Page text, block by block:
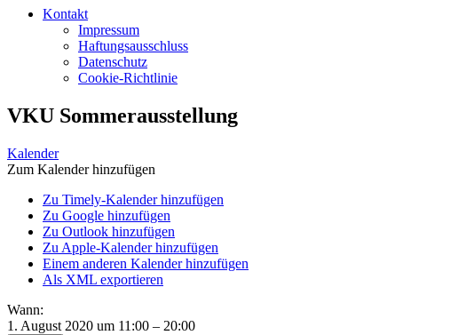
Kontakt
Impressum
Haftungsausschluss
Datenschutz
Cookie-Richtlinie
VKU Sommerausstellung
Kalender
Zum Kalender hinzufügen
Zu Timely-Kalender hinzufügen
Zu Google hinzufügen
Zu Outlook hinzufügen
Zu Apple-Kalender hinzufügen
Einem anderen Kalender hinzufügen
Als XML exportieren
Wann:
1. August 2020 um 11:00 – 20:00